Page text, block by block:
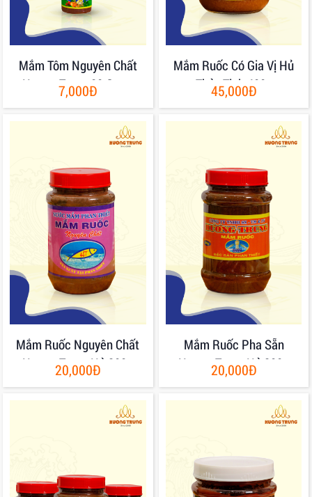
Mắm Tôm Nguyên Chất
Hương Trung 80 Gram
7,000Đ
Mắm Ruốc Có Gia Vị Hủ
Thủy Tinh 400g
45,000Đ
Mắm Ruốc Nguyên Chất
Hương Trung Hủ 200g
20,000Đ
Mắm Ruốc Pha Sẵn
Hương Trung Hủ 200g
20,000Đ